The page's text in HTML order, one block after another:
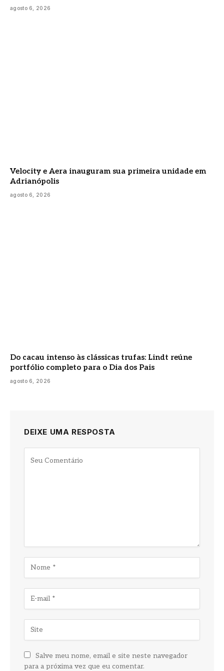
agosto 6, 2026
Velocity e Aera inauguram sua primeira unidade em
Adrianópolis
agosto 6, 2026
Do cacau intenso às clássicas trufas: Lindt reúne
portfólio completo para o Dia dos Pais
agosto 6, 2026
DEIXE UMA RESPOSTA
Salve meu nome, email e site neste navegador
para a próxima vez que eu comentar.